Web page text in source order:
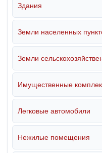
Здания
Земли населенных
Земли
Имущественные
Легковые автомобили
Нежилые помещения